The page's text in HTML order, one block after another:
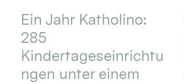
Ein Jahr Katholino:
285
Kindertageseinrichtu
ngen unter einem